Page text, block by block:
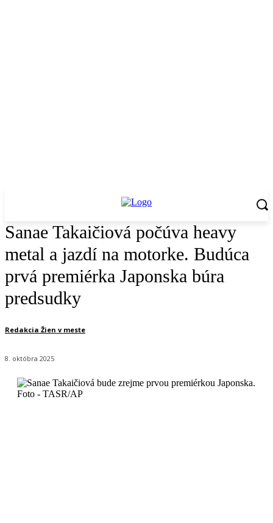
Sanae Takaičiová počúva heavy
metal a jazdí na motorke. Budúca
prvá premiérka Japonska búra
predsudky
Redakcia Žien v meste
8. októbra 2025